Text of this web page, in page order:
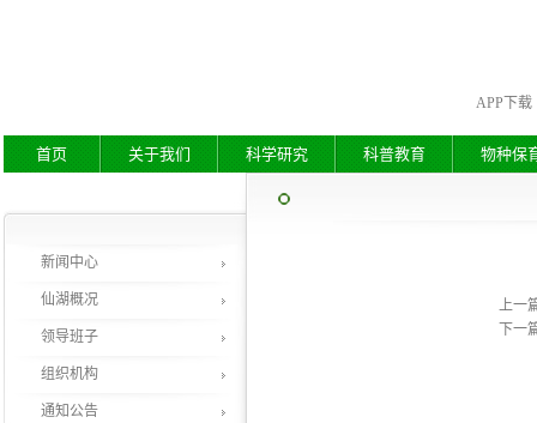
APP下载
首页 关于我们 科学研究 科普教育 物种保
上一
下一
新闻中心
仙湖概况
领导班子
组织机构
通知公告